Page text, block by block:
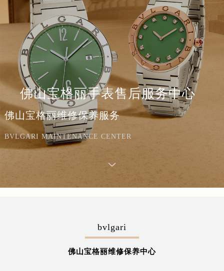
佛山宝格丽手表售后服务中心
佛山宝格丽维修保养服务
BVLGARI MAINTENANCE CENTER
bvlgari
佛山宝格丽维修保养中心